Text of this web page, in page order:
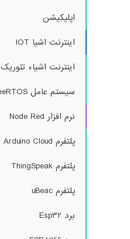
اپلیکیشن
اینترنت اشیا IOT
اینترنت اشیاء تئوریک
سیستم عامل FreeRTOS
نرم افزار Node Red
پلتفرم Arduino Cloud
پلتفرم ThingSpeak
پلتفرم uBeac
برد Esp32